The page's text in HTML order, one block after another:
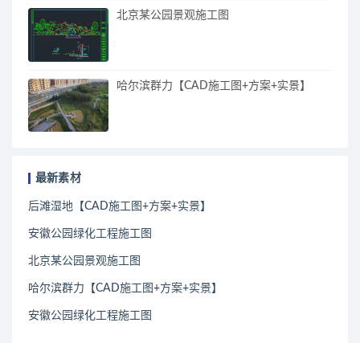
北京某公园景观施工图
哈尔滨群力【CAD施工图+方案+实景】
最新素材
后滩湿地【CAD施工图+方案+实景】
安徽公园绿化工程施工图
北京某公园景观施工图
哈尔滨群力【CAD施工图+方案+实景】
安徽公园绿化工程施工图